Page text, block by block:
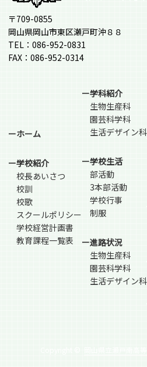
〒709-0855
岡山県岡山市東区瀬戸町沖８８
TEL：086-952-0831
FAX：086-952-0314
ーホーム
ー学校紹介
校長あいさつ
校訓
校歌
スクールポリシー
学校経営計画書
教育課程一覧表
ー学科紹介
生物生産科
園芸科学科
生活デザイン科
ー学校生活
部活動
3本部活動
学校行事
制服
ー進路状況
生物生産科
園芸科学科
生活デザイン科